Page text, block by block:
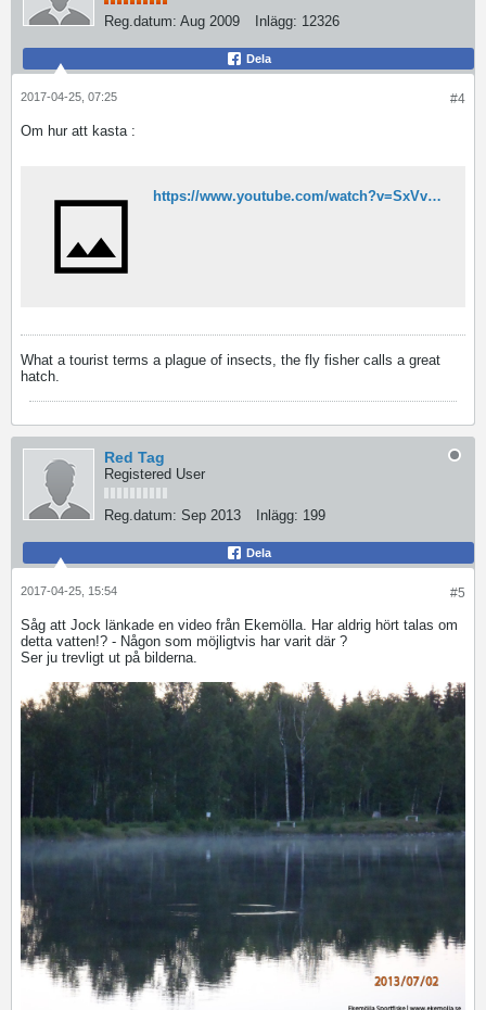
Reg.datum: Aug 2009 Inlägg: 12326
Dela
#4
2017-04-25, 07:25
Om hur att kasta :
https://www.youtube.com/watch?v=SxVvVoqFbIU
What a tourist terms a plague of insects, the fly fisher calls a great
hatch.
Red Tag
Registered User
Reg.datum: Sep 2013 Inlägg: 199
Dela
#5
2017-04-25, 15:54
Såg att Jock länkade en video från Ekemölla. Har aldrig hört talas om
detta vatten!? - Någon som möjligtvis har varit där ?
Ser ju trevligt ut på bilderna.